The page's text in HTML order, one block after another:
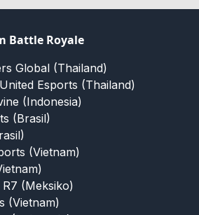
Battle Royale
Global (Thailand)
Esports (Thailand)
(Indonesia)
(Brasil)
(Vietnam)
(Meksiko)
(Vietnam)